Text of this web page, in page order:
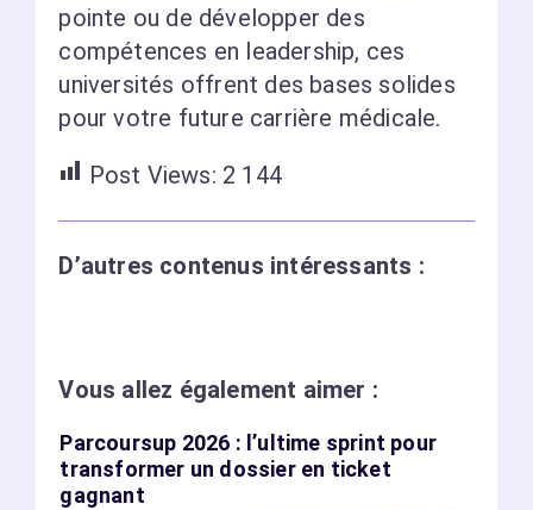
pointe ou de développer des
compétences en leadership, ces
universités offrent des bases solides
pour votre future carrière médicale.
Post Views: 2 144
D’autres contenus intéressants :
Vous allez également aimer :
Parcoursup 2026 : l’ultime sprint pour
transformer un dossier en ticket
gagnant